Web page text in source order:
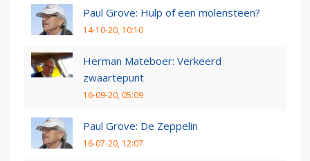
Paul Grove: Hulp of een molensteen?
14-10-20, 10:10
Herman Mateboer: Verkeerd
zwaartepunt
16-09-20, 05:09
Paul Grove: De Zeppelin
16-07-20, 12:07